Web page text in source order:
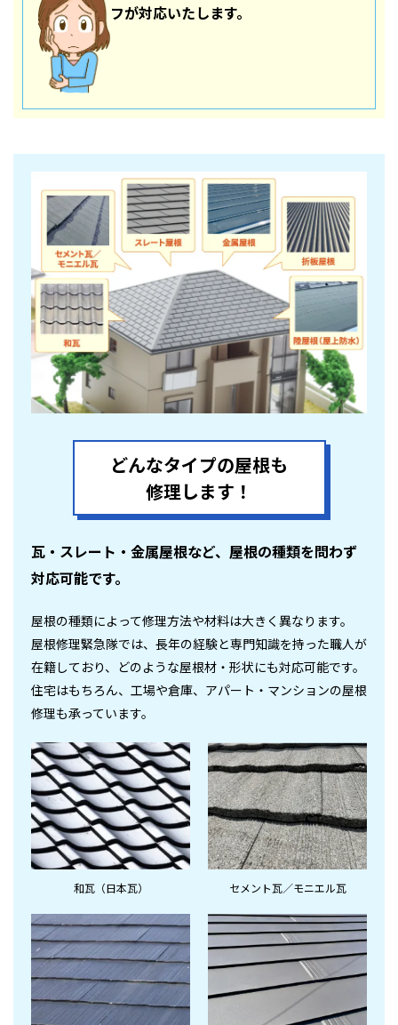
フが対応いたします。
どんなタイプの屋根も
修理します！
瓦・スレート・金属屋根など、屋根の種類を問わず
対応可能です。
屋根の種類によって修理方法や材料は大きく異なります。
屋根修理緊急隊では、長年の経験と専門知識を持った職人が
在籍しており、どのような屋根材・形状にも対応可能です。
住宅はもちろん、工場や倉庫、アパート・マンションの屋根
修理も承っています。
和瓦（日本瓦） セメント瓦／モニエル瓦